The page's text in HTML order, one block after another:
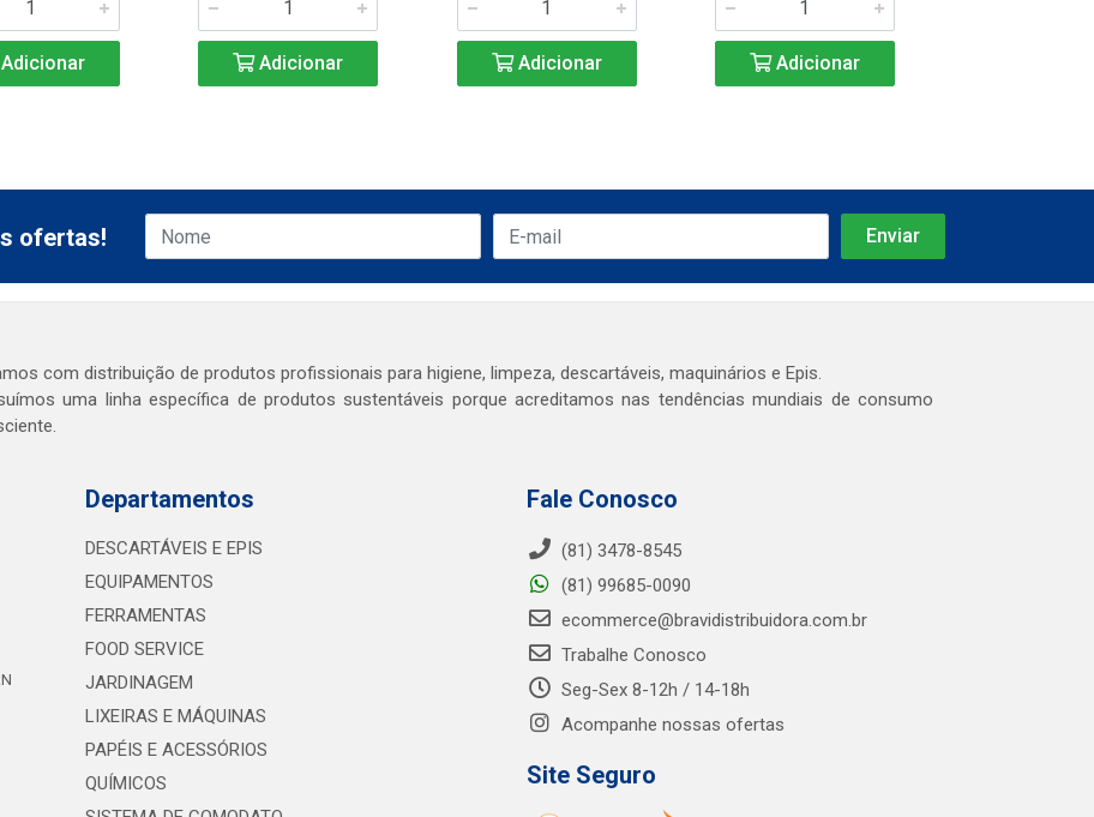
Adicionar Adicionar Adicionar
ofertas!
com distribuição de produtos profissionais para higiene, limpeza, descartáveis, maquinários e Epis.
uma linha específica de produtos sustentáveis porque acreditamos nas tendências mundiais de consumo
Departamentos
DESCARTÁVEIS E EPIS
EQUIPAMENTOS
FERRAMENTAS
FOOD SERVICE
JARDINAGEM
LIXEIRAS E MÁQUINAS
PAPÉIS E ACESSÓRIOS
QUÍMICOS
Fale Conosco
(81) 3478-8545
(81) 99685-0090
ecommerce@bravidistribuidora.com.br
Trabalhe Conosco
Seg-Sex 8-12h / 14-18h
Acompanhe nossas ofertas
Site Seguro